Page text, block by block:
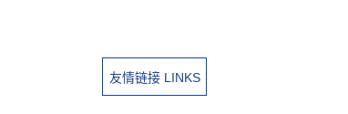
友情链接 LINKS